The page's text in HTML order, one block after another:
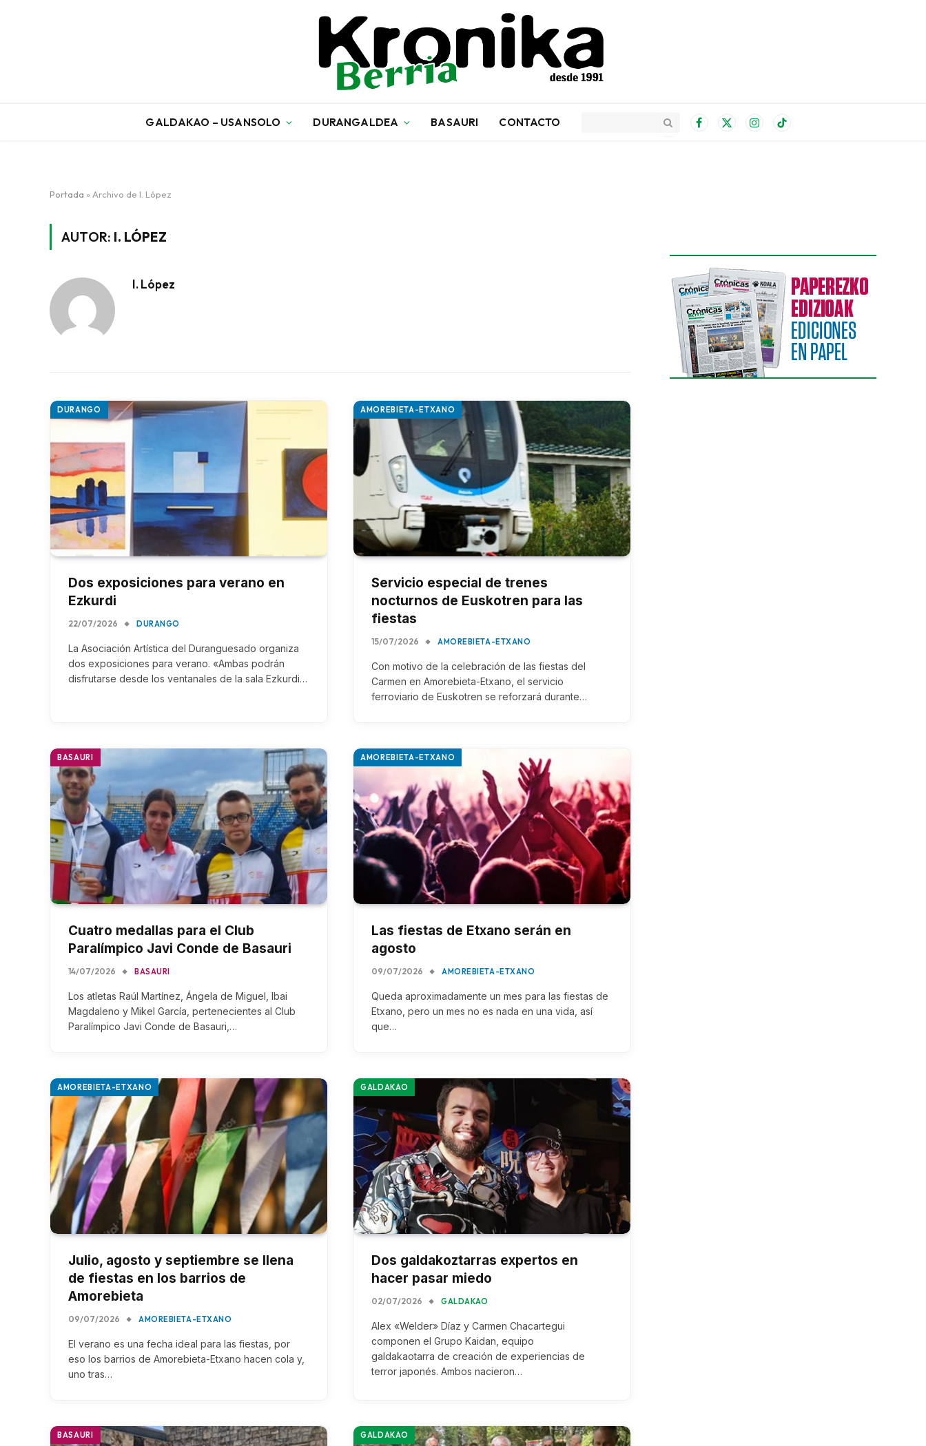
GALDAKAO – USANSOLO DURANGALDEA BASAURI CONTACTO Facebook
X
InstagramTikTok
Portada » Archivo de I. López
AUTOR: I. LÓPEZ
I. López
DURANGO
Dos exposiciones para verano en
Ezkurdi
22/07/2026 DURANGO
La Asociación Artística del Duranguesado organiza
dos exposiciones para verano. «Ambas podrán
disfrutarse desde los ventanales de la sala Ezkurdi…
AMOREBIETA-ETXANO
Servicio especial de trenes
nocturnos de Euskotren para las
fiestas
15/07/2026 AMOREBIETA-ETXANO
Con motivo de la celebración de las fiestas del
Carmen en Amorebieta-Etxano, el servicio
ferroviario de Euskotren se reforzará durante…
BASAURI
Cuatro medallas para el Club
Paralímpico Javi Conde de Basauri
14/07/2026 BASAURI
Los atletas Raúl Martínez, Ángela de Miguel, Ibai
Magdaleno y Mikel García, pertenecientes al Club
Paralímpico Javi Conde de Basauri,…
AMOREBIETA-ETXANO
Las fiestas de Etxano serán en
agosto
09/07/2026 AMOREBIETA-ETXANO
Queda aproximadamente un mes para las fiestas de
Etxano, pero un mes no es nada en una vida, así
que…
AMOREBIETA-ETXANO
Julio, agosto y septiembre se llena
de fiestas en los barrios de
Amorebieta
09/07/2026 AMOREBIETA-ETXANO
El verano es una fecha ideal para las fiestas, por
eso los barrios de Amorebieta-Etxano hacen cola y,
uno tras…
GALDAKAO
Dos galdakoztarras expertos en
hacer pasar miedo
02/07/2026 GALDAKAO
Alex «Welder» Díaz y Carmen Chacartegui
componen el Grupo Kaidan, equipo
galdakaotarra de creación de experiencias de
terror japonés. Ambos nacieron…
BASAURI GALDAKAO